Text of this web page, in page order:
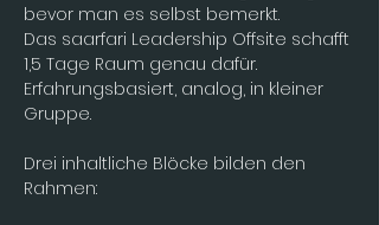
bevor man es selbst bemerkt.
Das saarfari Leadership Offsite schafft
1,5 Tage Raum genau dafür.
Erfahrungsbasiert, analog, in kleiner
Gruppe.
Drei inhaltliche Blöcke bilden den
Rahmen: